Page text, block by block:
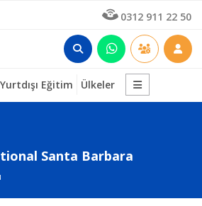
0312 911 22 50
Yurtdışı Eğitim Ülkeler
Santa Barbara